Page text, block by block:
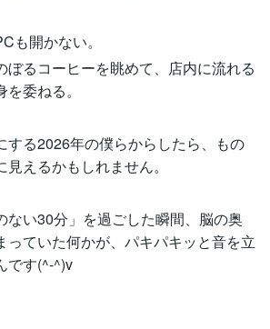
も開かない。
ぼるコーヒーを眺めて、店内に流れる
委ねる。
する2026年の僕らからしたら、もの
えるかもしれません。
ない30分」を過ごした瞬間、脳の奥
っていた何かが、パキパキッと音を立
です(^-^)v